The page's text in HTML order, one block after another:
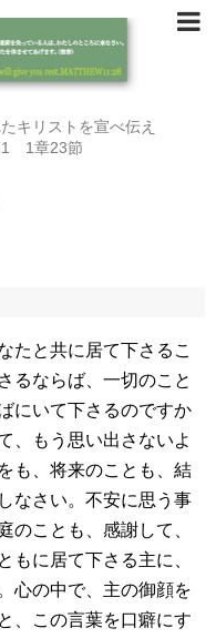
キリストを宣べ伝え
1 1章23節
たと共に居て下さるこ
るならば、一切のこと
にいて下さるのですか
、もう思い出さないよ
も、将来のことも、結
なさい。不安に思う事
のことも、感謝して、
もに居て下さる主に、
心の中で、主の御顔を
、この言葉を口癖にす